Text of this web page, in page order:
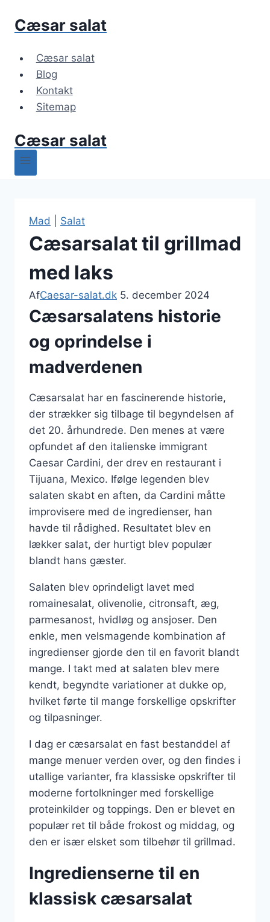
Cæsar salat
Cæsar salat
Blog
Kontakt
Sitemap
Cæsar salat
Mad Salat
Cæsarsalat til grillmad
med laks
AfCaesar-salat.dk 5. december 2024
Cæsarsalatens historie
og oprindelse i
madverdenen
Cæsarsalat har en fascinerende historie,
der strækker sig tilbage til begyndelsen af
det 20. århundrede. Den menes at være
opfundet af den italienske immigrant
Caesar Cardini, der drev en restaurant i
Tijuana, Mexico. Ifølge legenden blev
salaten skabt en aften, da Cardini måtte
improvisere med de ingredienser, han
havde til rådighed. Resultatet blev en
lækker salat, der hurtigt blev populær
blandt hans gæster.
Salaten blev oprindeligt lavet med
romainesalat, olivenolie, citronsaft, æg,
parmesanost, hvidløg og ansjoser. Den
enkle, men velsmagende kombination af
ingredienser gjorde den til en favorit blandt
mange. I takt med at salaten blev mere
kendt, begyndte variationer at dukke op,
hvilket førte til mange forskellige opskrifter
og tilpasninger.
I dag er cæsarsalat en fast bestanddel af
mange menuer verden over, og den findes i
utallige varianter, fra klassiske opskrifter til
moderne fortolkninger med forskellige
proteinkilder og toppings. Den er blevet en
populær ret til både frokost og middag, og
den er især elsket som tilbehør til grillmad.
Ingredienserne til en
klassisk cæsarsalat